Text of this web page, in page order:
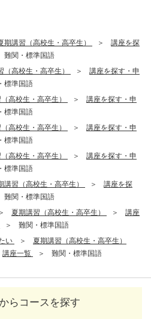
期講習（高校生・高卒生）
講座を探
難関・標準国語
（高校生・高卒生）
講座を探す・申
標準国語
高校生・高卒生）
講座を探す・申
標準国語
高校生・高卒生）
講座を探す・申
標準国語
高校生・高卒生）
講座を探す・申
標準国語
講習（高校生・高卒生）
講座を探
難関・標準国語
夏期講習（高校生・高卒生）
講座
難関・標準国語
い
夏期講習（高校生・高卒生）
講座一覧 難関・標準国語
らコースを探す